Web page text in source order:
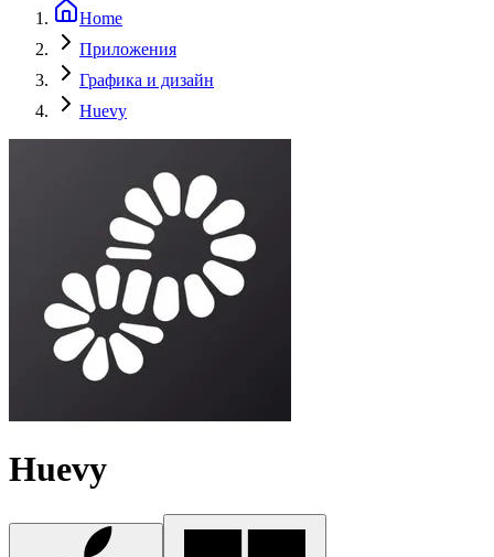
Home
Приложения
Графика и дизайн
Huevy
Huevy